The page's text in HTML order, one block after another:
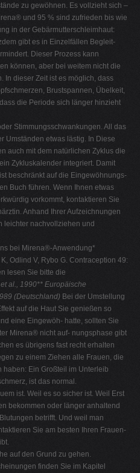
zu gewöhnen. Es vollzieht sich –
und 95 % sind zufrieden bis wie
in der Gebärmutterschleimhaut:
gibt es in Einzelfällen Begleit-
Dieser Prozess kann
können, aber bei weitem nicht die
In dieser Zeit ist es möglich, dass
Brustspannen, Übelkeit,
die Periode sich länger hinzieht
Stimmungsschwankungen. All das
Umständen etwas lästig. In Diese
auch mit dem natürlichen Zyklus die
Zykluskalender integriert. Damit
beschränkt auf die Eingewöhnungs-
Buch führen. Wenn Ihnen etwas
vorkommt, kontaktieren Sie
Anhand Ihrer Aufzeichnungen
leichter nachvollziehen und
bei Mirena®-Anwendung*
Odlind V, Rybo G. Contraception 49:
lesen Sie bitte die
al., 1990** Europäische
(Deutschland) Bei der Umstellung
auf die Haut Sie genießen so
eine Eingewöh- hatte, sollten Sie
Mirena® nicht auf- nungsphase gibt
es übrigens fast recht erhalten
zu einem Ziehen alle Frauen, die
Ein Großteil im Unterleib
ist das normal.
ist. Weil es so sicher ist. Weil Erst
bekommen oder länger anhaltend
betrifft. Und weil man
Sie am besten Ihren Frauen-
auf den Grund zu gehen.
finden Sie im Kapitel